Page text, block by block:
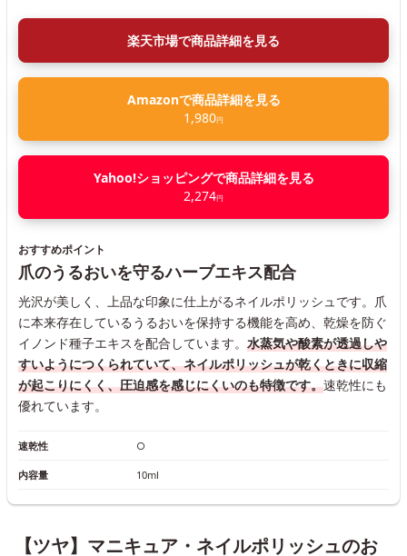
楽天市場で商品詳細を見る
Amazonで商品詳細を見る
1,980円
Yahoo!ショッピングで商品詳細を見る
2,274円
おすすめポイント
爪のうるおいを守るハーブエキス配合
光沢が美しく、上品な印象に仕上がるネイルポリッシュです。爪
に本来存在しているうるおいを保持する機能を高め、乾燥を防ぐ
イノンド種子エキスを配合しています。 水蒸気や酸素が透過しや
すいようにつくられていて、ネイルポリッシュが乾くときに収縮
が起こりにくく、圧迫感を感じにくいのも特徴です。速乾性にも
優れています。
速乾性 ○
内容量 10ml
【ツヤ】マニキュア・ネイルポリッシュのお